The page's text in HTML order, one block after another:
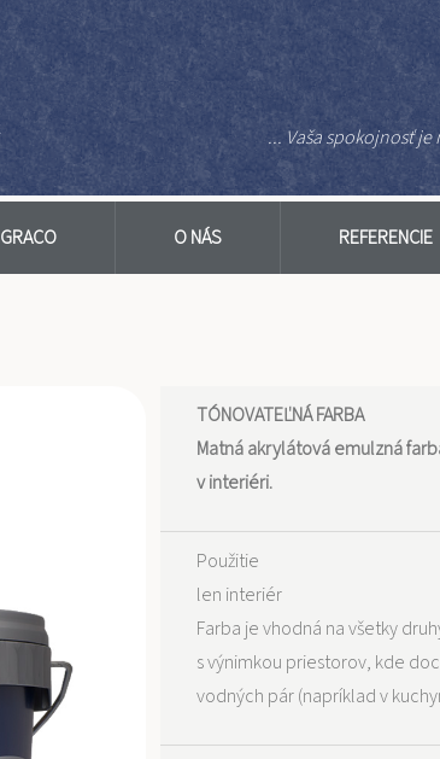
... Vaša spokojnosť je
GRACO O NÁS REFERENCIE
TÓNOVATEĽNÁ FARBA
Matná akrylátová emulzná
v interiéri.
Použitie
len interiér
Farba je vhodná na všetky
s výnimkou priestorov, kde
vodných pár (napríklad v